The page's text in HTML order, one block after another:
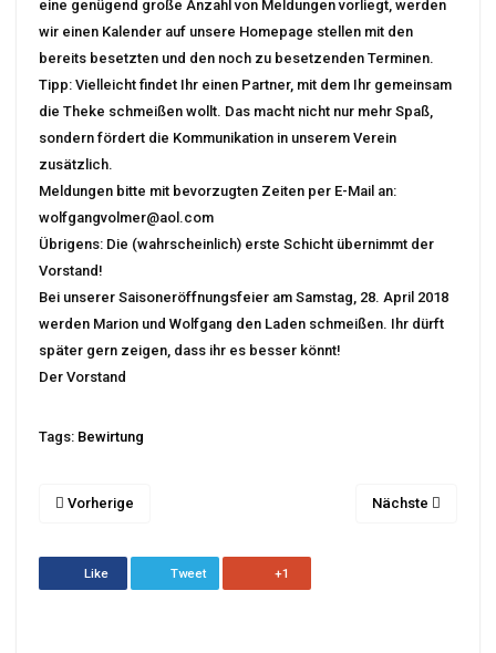
eine genügend große Anzahl von Meldungen vorliegt, werden
wir einen Kalender auf unsere Homepage stellen mit den
bereits besetzten und den noch zu besetzenden Terminen.
Tipp: Vielleicht findet Ihr einen Partner, mit dem Ihr gemeinsam
die Theke schmeißen wollt. Das macht nicht nur mehr Spaß,
sondern fördert die Kommunikation in unserem Verein
zusätzlich.
Meldungen bitte mit bevorzugten Zeiten per E-Mail an:
wolfgangvolmer@aol.com
Übrigens: Die (wahrscheinlich) erste Schicht übernimmt der
Vorstand!
Bei unserer Saisoneröffnungsfeier am Samstag, 28. April 2018
werden Marion und Wolfgang den Laden schmeißen. Ihr dürft
später gern zeigen, dass ihr es besser könnt!
Der Vorstand
Tags: Bewirtung
Vorherige Nächste
Like Tweet +1